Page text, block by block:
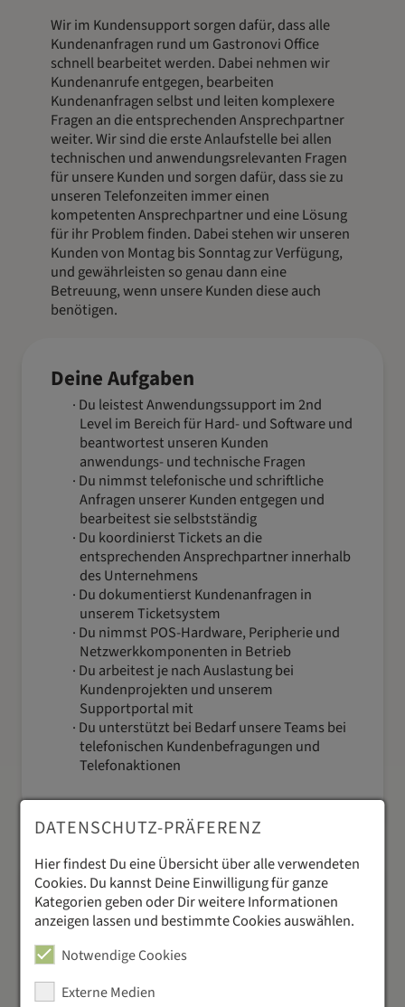
Wir im Kundensupport sorgen dafür, dass alle
Kundenanfragen rund um Gastronovi Office
schnell bearbeitet werden. Dabei nehmen wir
Kundenanrufe entgegen, bearbeiten
Kundenanfragen selbst und leiten komplexere
Fragen an die entsprechenden Ansprechpartner
weiter. Wir sind die erste Anlaufstelle bei allen
technischen und anwendungsrelevanten Fragen
für unsere Kunden und sorgen dafür, dass sie zu
unseren Telefonzeiten immer einen
kompetenten Ansprechpartner und eine Lösung
für ihr Problem finden. Dabei stehen wir unseren
Kunden von Montag bis Sonntag zur Verfügung,
und gewährleisten so genau dann eine
Betreuung, wenn unsere Kunden diese auch
benötigen.
Deine Aufgaben
Du leistest Anwendungssupport im 2nd
Level im Bereich für Hard- und Software und
beantwortest unseren Kunden
anwendungs- und technische Fragen
Du nimmst telefonische und schriftliche
Anfragen unserer Kunden entgegen und
bearbeitest sie selbstständig
Du koordinierst Tickets an die
entsprechenden Ansprechpartner innerhalb
des Unternehmens
Du dokumentierst Kundenanfragen in
unserem Ticketsystem
Du nimmst POS-Hardware, Peripherie und
Netzwerkkomponenten in Betrieb
Du arbeitest je nach Auslastung bei
Kundenprojekten und unserem
Supportportal mit
Du unterstützt bei Bedarf unsere Teams bei
telefonischen Kundenbefragungen und
Telefonaktionen
Dein Profil
Du hast eine abgeschlossene Ausbildung als
FachinformatikerIn, IT Kaufmann/-frau oder
vergleichbare Berufserfahrung, alternativ
Bereich IT-Helpdesk
DATENSCHUTZ-PRÄFERENZ
Hier findest Du eine Übersicht über alle verwendeten
Cookies. Du kannst Deine Einwilligung für ganze
Kategorien geben oder Dir weitere Informationen
anzeigen lassen und bestimmte Cookies auswählen.
Notwendige Cookies
Externe Medien